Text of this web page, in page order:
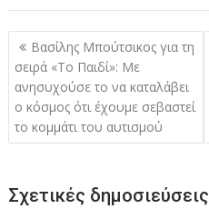
Πλοήγηση
άρθρων
Βασίλης Μπούτσικος για τη
σειρά «Το Παιδί»: Με
ανησυχούσε το να καταλάβει
ο κόσμος ότι έχουμε σεβαστεί
το κομμάτι του αυτισμού
Σχετικές δημοσιεύσεις